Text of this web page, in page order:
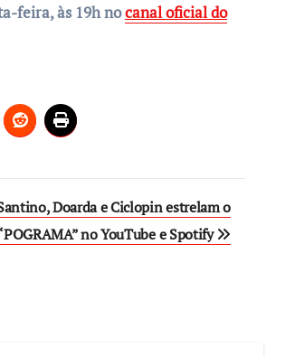
feira, às 19h nocanal oficial do
Doarda e Ciclopin estrelam o
no YouTube e Spotify